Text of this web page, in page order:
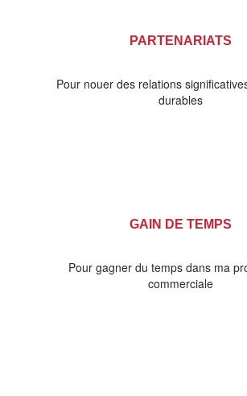
PARTENARIATS
Pour nouer des relations
durables
GAIN DE TEMPS
Pour gagner du temps dans ma
commerciale